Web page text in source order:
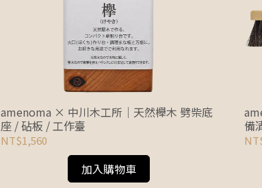
amenoma × 中川木工所｜天然櫸木 劈柴底
座 / 砧板 / 工作臺
NT$1,560
加入購物車
備